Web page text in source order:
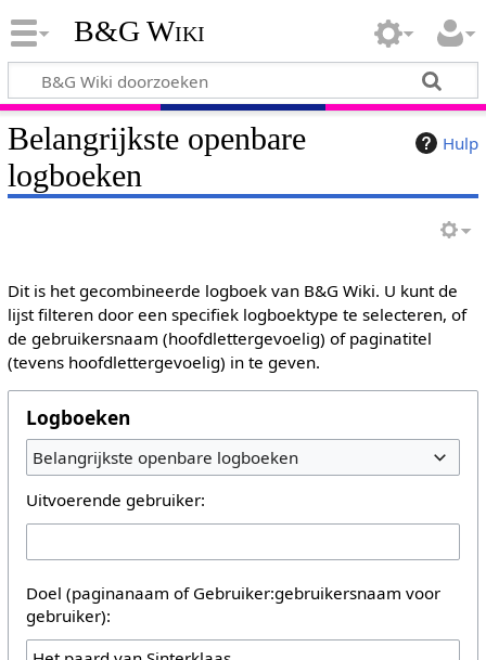
B&G Wiki
Hulp
Belangrijkste openbare
logboeken
Dit is het gecombineerde logboek van B&G Wiki. U kunt de
lijst filteren door een specifiek logboektype te selecteren, of
de gebruikersnaam (hoofdlettergevoelig) of paginatitel
(tevens hoofdlettergevoelig) in te geven.
Logboeken
Belangrijkste openbare logboeken
Uitvoerende gebruiker:
Doel (paginanaam of Gebruiker:gebruikersnaam voor
gebruiker):